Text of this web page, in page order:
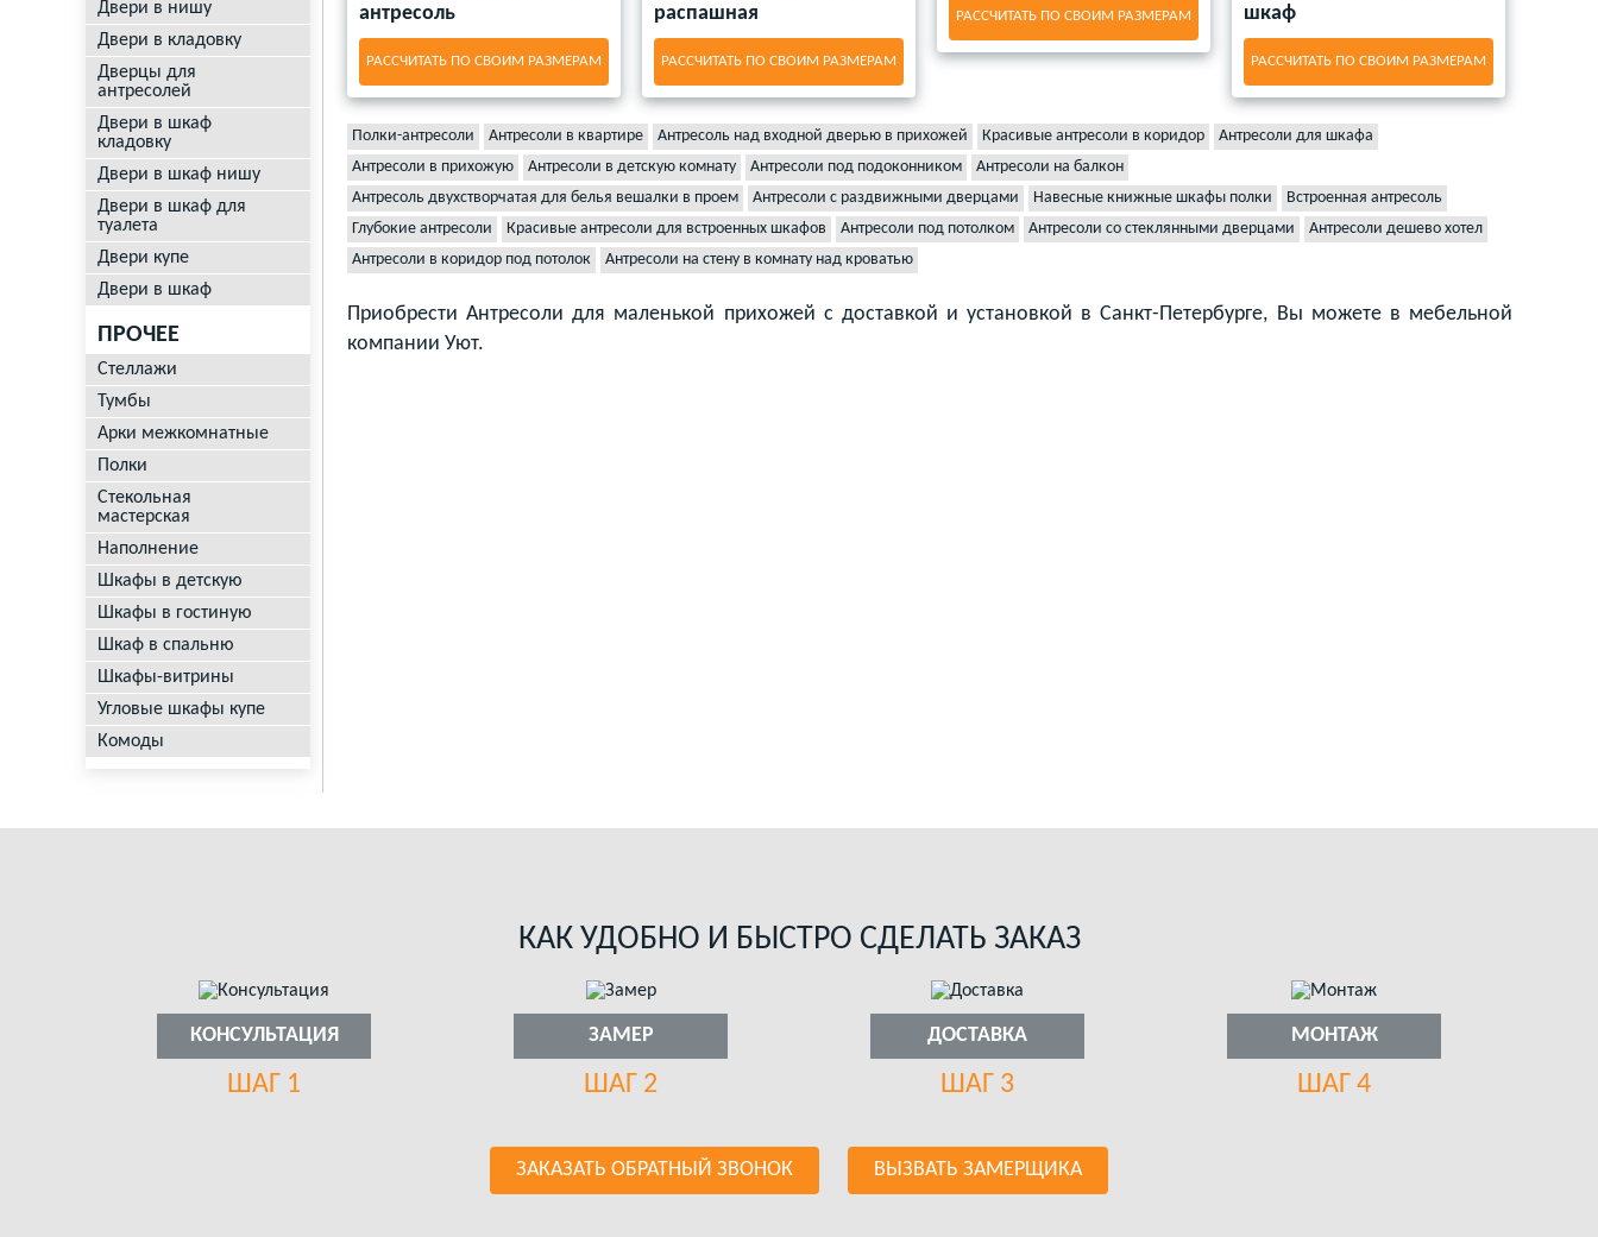
Двери в нишу
Двери в кладовку
Дверцы для
антресолей
Двери в шкаф
кладовку
Двери в шкаф нишу
Двери в шкаф для
туалета
Двери купе
Двери в шкаф
ПРОЧЕЕ
Стеллажи
Тумбы
Арки межкомнатные
Полки
Стекольная
мастерская
Наполнение
Шкафы в детскую
Шкафы в гостиную
Шкаф в спальню
Шкафы-витрины
Угловые шкафы купе
Комоды
антресоль
РАССЧИТАТЬ ПО СВОИМ РАЗМЕРАМ
распашная
РАССЧИТАТЬ ПО СВОИМ РАЗМЕРАМ
РАССЧИТАТЬ ПО СВОИМ РАЗМЕРАМ
шкаф
РАССЧИТАТЬ ПО СВОИМ РАЗМЕРАМ
Полки-антресоли Антресоли в квартире Антресоль над входной дверью в прихожей Красивые антресоли в коридор
Антресоли для шкафа
Антресоли в прихожую
Антресоли в детскую комнату Антресоли под подоконником
Антресоли на балкон
Антресоль двухстворчатая для белья вешалки в проем
Антресоли с раздвижными дверцами Навесные книжные шкафы полки
Встроенная антресоль
Глубокие антресоли
Красивые антресоли для встроенных шкафов Антресоли под потолком Антресоли со стеклянными дверцами
Антресоли дешево хотел
Антресоли в коридор под потолок
Антресоли на стену в комнату над кроватью
Приобрести Антресоли для маленькой прихожей с доставкой и установкой в Санкт-Петербурге, Вы можете в мебельной
компании Уют.
КАК УДОБНО И БЫСТРО СДЕЛАТЬ ЗАКАЗ
КОНСУЛЬТАЦИЯ
ШАГ 1
ЗАМЕР
ШАГ 2
ДОСТАВКА
ШАГ 3
МОНТАЖ
ШАГ 4
ЗАКАЗАТЬ ОБРАТНЫЙ ЗВОНОК ВЫЗВАТЬ ЗАМЕРЩИКА